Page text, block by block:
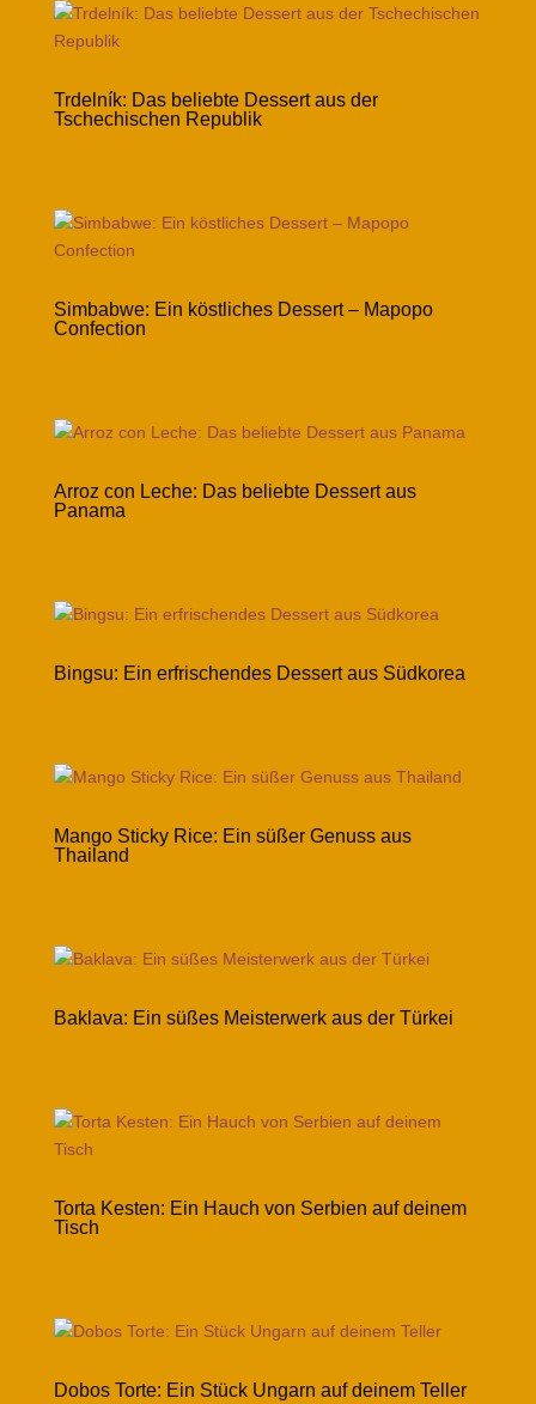
Trdelník: Das beliebte Dessert aus der
Tschechischen Republik
Simbabwe: Ein köstliches Dessert – Mapopo
Confection
Arroz con Leche: Das beliebte Dessert aus
Panama
Bingsu: Ein erfrischendes Dessert aus Südkorea
Mango Sticky Rice: Ein süßer Genuss aus
Thailand
Baklava: Ein süßes Meisterwerk aus der Türkei
Torta Kesten: Ein Hauch von Serbien auf deinem
Tisch
Dobos Torte: Ein Stück Ungarn auf deinem Teller